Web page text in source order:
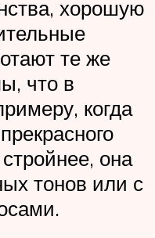
хорошую
те же
что в
когда
она
тонов или с